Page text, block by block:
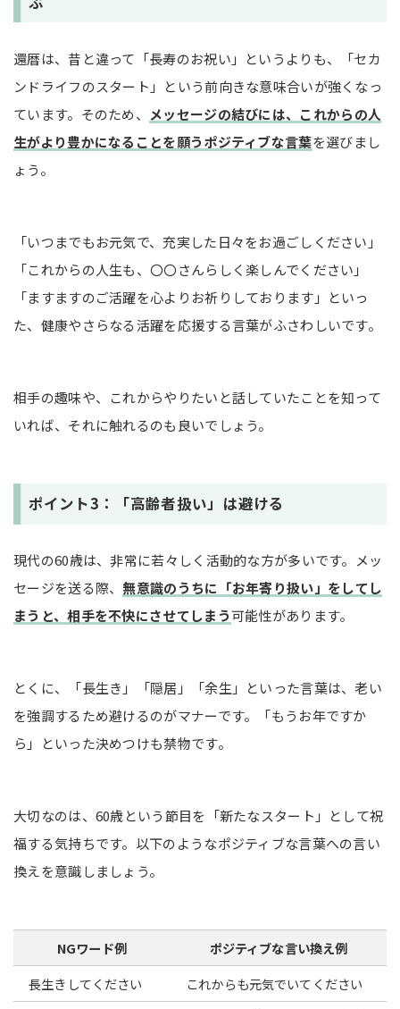
還暦は、昔と違って「長寿のお祝い」というよりも、「セカ
ンドライフのスタート」という前向きな意味合いが強くなっ
ています。そのため、 メッセージの結びには、これからの人
生がより豊かになることを願うポジティブな言葉を選びまし
ょう。
「いつまでもお元気で、充実した日々をお過ごしください」
「これからの人生も、〇〇さんらしく楽しんでください」
「ますますのご活躍を心よりお祈りしております」といっ
た、健康やさらなる活躍を応援する言葉がふさわしいです。
相手の趣味や、これからやりたいと話していたことを知って
いれば、それに触れるのも良いでしょう。
ポイント3：「高齢者扱い」は避ける
現代の60歳は、非常に若々しく活動的な方が多いです。メッ
セージを送る際、 無意識のうちに「お年寄り扱い」をしてし
まうと、相手を不快にさせてしまう可能性があります。
とくに、「長生き」「隠居」「余生」といった言葉は、老い
を強調するため避けるのがマナーです。「もうお年ですか
ら」といった決めつけも禁物です。
大切なのは、60歳という節目を「新たなスタート」として祝
福する気持ちです。以下のようなポジティブな言葉への言い
換えを意識しましょう。
NGワード例
ポジティブな言い換え例
長生きしてください
これからも元気でいてください